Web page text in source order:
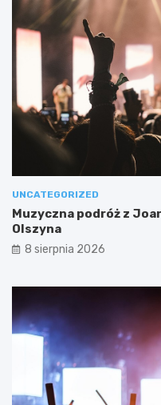
UNCATEGORIZED
Muzyczna podróż z
Olszyna
8 sierpnia 2026